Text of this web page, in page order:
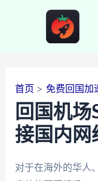
首页 免费回国加
回国机场
接国内网
对于在海外的华人